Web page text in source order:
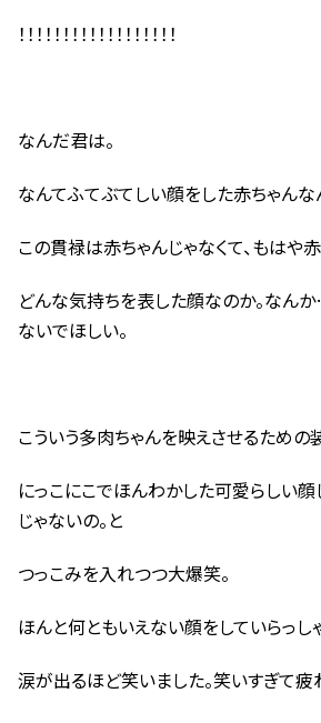
！！！！！！！！！！！！！！！！！！
なんだ君は。
なんてふてぶてしい顔をした赤ちゃんな
この貫禄は赤ちゃんじゃなくて、もはや赤
どんな気持ちを表した顔なのか。なん
ないでほしい。
こういう多肉ちゃんを映えさせるための
にっこにこでほんわかした可愛らしい
じゃないの。と
つっこみを入れつつ大爆笑。
ほんと何ともいえない顔をしていらっし
涙が出るほど笑いました。笑いすぎて疲